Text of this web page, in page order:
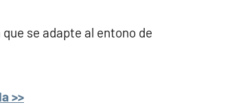
se adapte al entono de
>>